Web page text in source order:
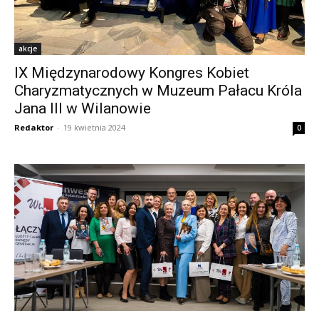
akcje
IX Międzynarodowy Kongres Kobiet
Charyzmatycznych w Muzeum Pałacu Króla
Jana III w Wilanowie
Redaktor - 19 kwietnia 2024 0